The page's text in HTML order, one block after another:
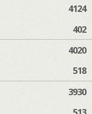
4124
402
4020
518
3930